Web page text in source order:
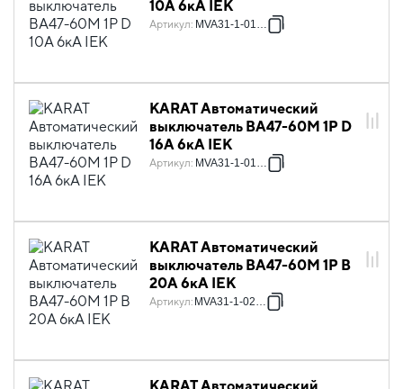
10А 6кА IEK
Артикул: MVA31-1-010-D
KARAT Автоматический
выключатель ВА47-60M 1P D
16А 6кА IEK
Артикул: MVA31-1-016-D
KARAT Автоматический
выключатель ВА47-60M 1P B
20А 6кА IEK
Артикул: MVA31-1-020-B